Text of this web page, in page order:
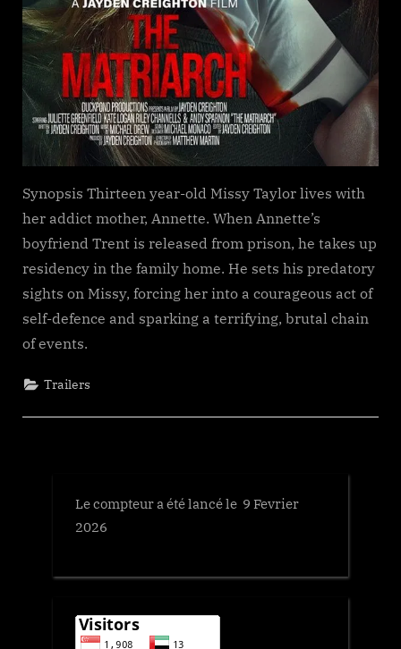
Synopsis Thirteen year-old Missy Taylor lives with
her addict mother, Annette. When Annette’s
boyfriend Trent is released from prison, he takes up
residency in the family home. He sets his predatory
sights on Missy, forcing her into a courageous act of
self-defence and sparking a terrifying, brutal chain
of events.
Trailers
Le compteur a été lancé le 9 Fevrier
2026